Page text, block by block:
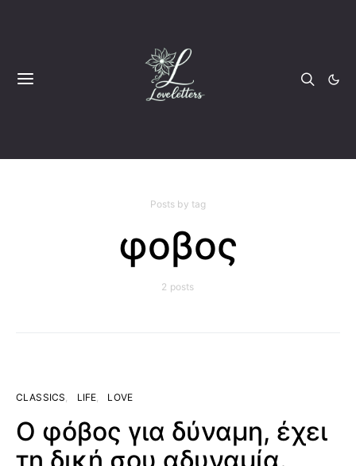
Posts by tag
φοβος
2 posts
CLASSICS LIFE LOVE
Ο φόβος για δύναμη, έχει